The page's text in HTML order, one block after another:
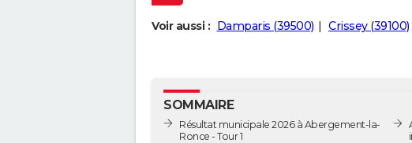
Voir aussi : Damparis (39500) Crissey (39100)
SOMMAIRE
Résultat municipale 2026 à Abergement-la-
Ronce - Tour 1